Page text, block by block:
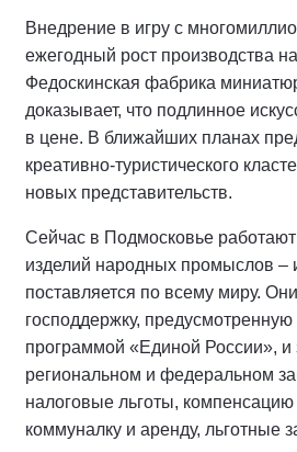
Внедрение в игру с
ежегодный рост производства
Федоскинская фабрика
доказывает, что подлинное
в цене. В ближайших планах
креативно-туристического
новых представительств.
Сейчас в Подмосковье
изделий народных промыслов –
поставляется по всему миру.
господдержку,
программой «Единой России», и
региональном и федеральном
налоговые льготы, компенсацию
коммуналку и аренду, льготные